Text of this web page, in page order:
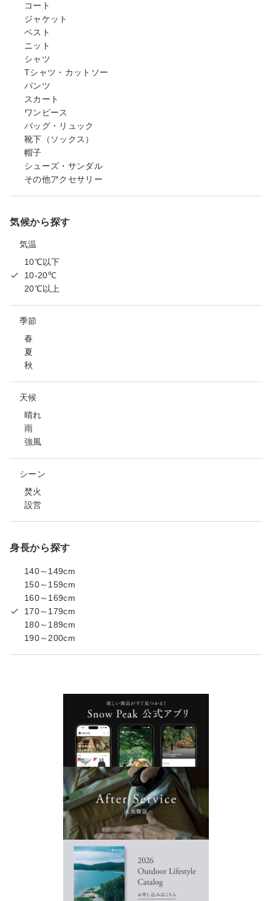
コート
ジャケット
ベスト
ニット
シャツ
Tシャツ・カットソー
パンツ
スカート
ワンピース
バッグ・リュック
靴下（ソックス）
帽子
シューズ・サンダル
その他アクセサリー
気候から探す
気温
10℃以下
10-20℃
20℃以上
季節
春
夏
秋
天候
晴れ
雨
強風
シーン
焚火
設営
身長から探す
140～149cm
150～159cm
160～169cm
170～179cm
180～189cm
190～200cm